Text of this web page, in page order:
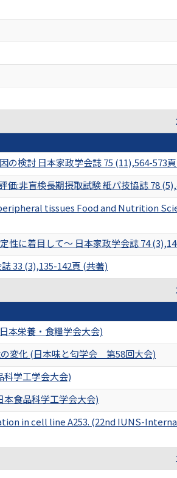
検討 日本家政学会誌 75 (11),564-573
:非盲検長期摂取試験 紙パ技協誌 78
tissues Food and Nutrition
性に着目して～ 日本家政学会誌 74
33 (3),135-142頁 (共著)
本栄養・食糧学会大会)
変化 (日本味と匂学会 第58回大会)
科学工学会大会)
本食品科学工学会大会)
in cell line A253. (22nd IUNS-